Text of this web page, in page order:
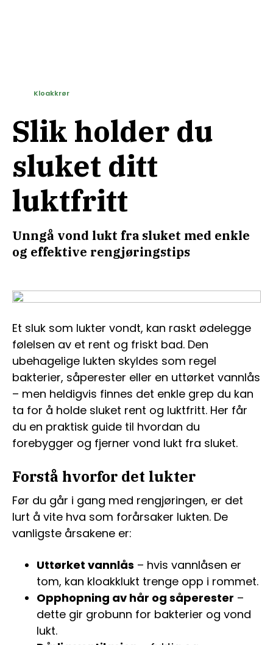
Slik holder du
sluket ditt
luktfritt
Unngå vond lukt fra sluket med enkle
og effektive rengjøringstips
Kloakkrør
Et sluk som lukter vondt, kan raskt ødelegge
følelsen av et rent og friskt bad. Den
ubehagelige lukten skyldes som regel
bakterier, såperester eller en uttørket vannlås
– men heldigvis finnes det enkle grep du kan
ta for å holde sluket rent og luktfritt. Her får
du en praktisk guide til hvordan du
forebygger og fjerner vond lukt fra sluket.
Forstå hvorfor det lukter
Før du går i gang med rengjøringen, er det
lurt å vite hva som forårsaker lukten. De
vanligste årsakene er:
Uttørket vannlås – hvis vannlåsen er
tom, kan kloakklukt trenge opp i rommet.
Opphopning av hår og såperester –
dette gir grobunn for bakterier og vond
lukt.